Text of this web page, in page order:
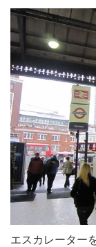
エスカレーター